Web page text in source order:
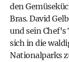
den
Bras. David
und sein
sich in die
Nationalparks